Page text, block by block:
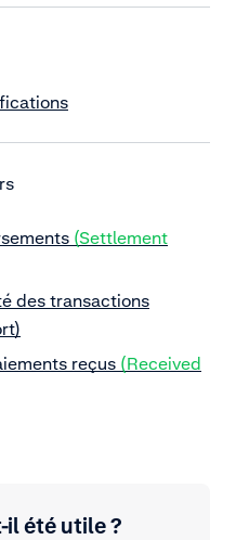
(Settlement
des transactions
reçus (Received
il été utile ?